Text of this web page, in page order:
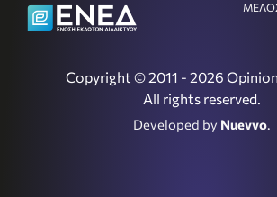
Copyright © 2011 - 2026
All rights reserved.
Developed by Nuevvo.